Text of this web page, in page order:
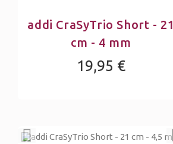
addi CraSyTrio Short - 21
cm - 4 mm
19,95 €